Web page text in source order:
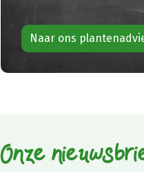
Naar ons
Onze